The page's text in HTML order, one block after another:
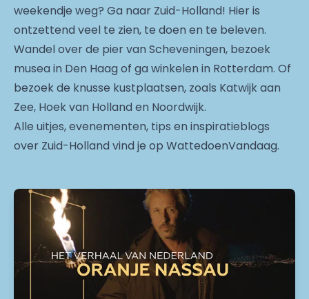
weekendje weg? Ga naar Zuid-Holland! Hier is
ontzettend veel te zien, te doen en te beleven.
Wandel over de pier van Scheveningen, bezoek
musea in Den Haag of ga winkelen in Rotterdam. Of
bezoek de knusse kustplaatsen, zoals Katwijk aan
Zee, Hoek van Holland en Noordwijk.
Alle uitjes, evenementen, tips en inspiratieblogs
over Zuid-Holland vind je op WattedoenVandaag.